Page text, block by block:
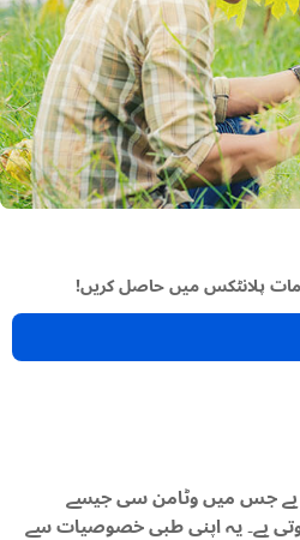
پلانٹکس میں حاصل کریں!
ہے جس میں وٹامن سی جیسے
ہوتی ہے۔ یہ اپنی طبی خصوصیات سے